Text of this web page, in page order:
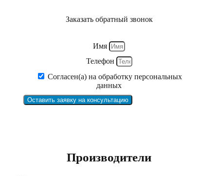
Заказать обратный звонок
Имя
Телефон
Согласен(а) на обработку персональных
данных
Оставить заявку на консультацию
Производители